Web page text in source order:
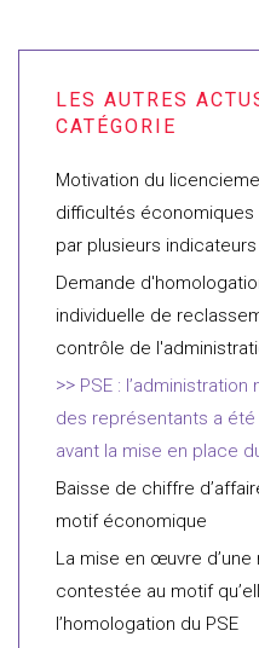
Motivation du
difficultés
par plusieurs
Demande
individuelle de
contrôle de
PSE :
des représentants a
avant la mise en place
Baisse de chiffre
motif économique
La mise en œuvre
contestée au motif
l’homologation du PSE